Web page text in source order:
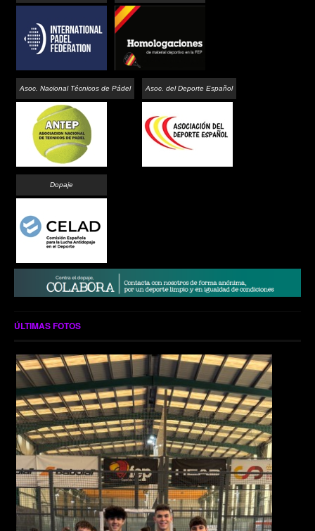
Asoc. Nacional Técnicos de Pádel Asoc. del Deporte Español
Dopaje
ÚLTIMAS FOTOS